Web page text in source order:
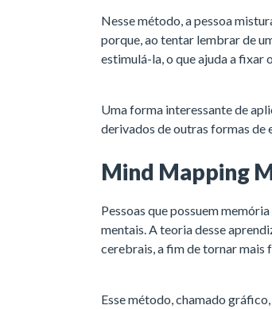
Nesse método, a pessoa
porque, ao tentar lembrar de
estimulá-la, o que ajuda a fixar
Uma forma interessante de
derivados de outras formas de
Mind Mapping
Pessoas que possuem
mentais. A teoria desse
cerebrais, a fim de tornar mais
Esse método, chamado